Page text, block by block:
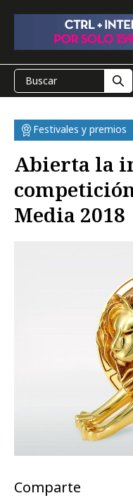
Festivales y premios
Abierta la
Media 2018
Comparte